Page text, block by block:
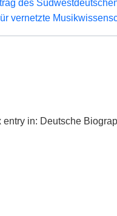
des
vernetzte
entry in: Deutsche